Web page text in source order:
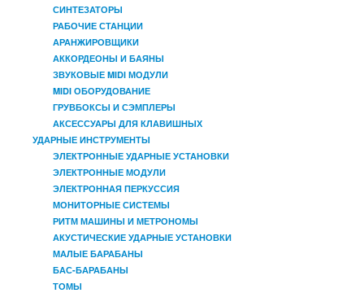
СИНТЕЗАТОРЫ
РАБОЧИЕ СТАНЦИИ
АРАНЖИРОВЩИКИ
АККОРДЕОНЫ И БАЯНЫ
ЗВУКОВЫЕ MIDI МОДУЛИ
MIDI ОБОРУДОВАНИЕ
ГРУВБОКСЫ И СЭМПЛЕРЫ
АКСЕССУАРЫ ДЛЯ КЛАВИШНЫХ
УДАРНЫЕ ИНСТРУМЕНТЫ
ЭЛЕКТРОННЫЕ УДАРНЫЕ УСТАНОВКИ
ЭЛЕКТРОННЫЕ МОДУЛИ
ЭЛЕКТРОННАЯ ПЕРКУССИЯ
МОНИТОРНЫЕ СИСТЕМЫ
РИТМ МАШИНЫ И МЕТРОНОМЫ
АКУСТИЧЕСКИЕ УДАРНЫЕ УСТАНОВКИ
МАЛЫЕ БАРАБАНЫ
БАС-БАРАБАНЫ
ТОМЫ